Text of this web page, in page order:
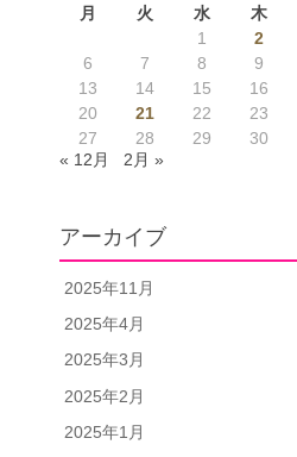
月 火 水 木
1
2
6
7 8 9
13
14 15 16
20
21 22 23
27
28 29 30
« 12月
2月 »
アーカイブ
2025年11月
2025年4月
2025年3月
2025年2月
2025年1月